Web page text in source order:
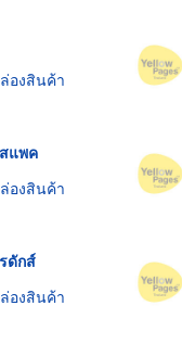
องสินค้า
แพค
องสินค้า
ดักส์
องสินค้า